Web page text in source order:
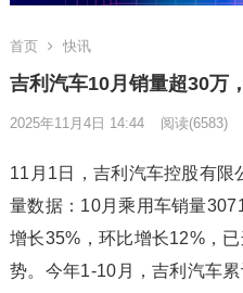
首页 快讯
吉利汽车10月销量超30万
2025年11月4日 14:44 阅读(6583)
11月1日，吉利汽车控股有
量数据：10月乘用车销量
增长35%，环比增长12%，
势。今年1-10月，吉利汽车